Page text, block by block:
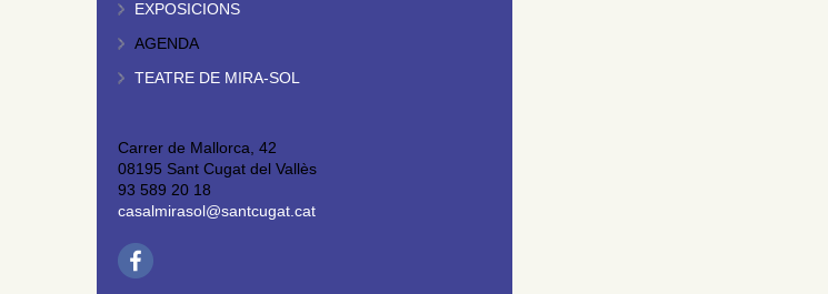
EXPOSICIONS
AGENDA
TEATRE DE MIRA-SOL
Carrer de Mallorca, 42
08195 Sant Cugat del Vallès
93 589 20 18
casalmirasol@santcugat.cat